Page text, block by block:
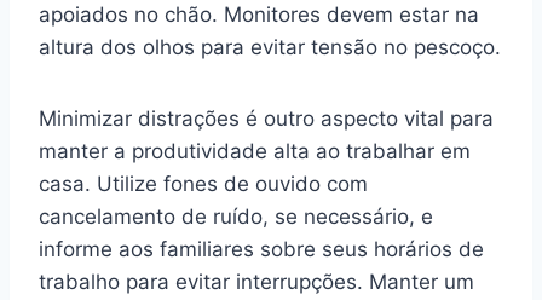
apoiados no chão. Monitores devem estar na
altura dos olhos para evitar tensão no pescoço.
Minimizar distrações é outro aspecto vital para
manter a produtividade alta ao trabalhar em
casa. Utilize fones de ouvido com
cancelamento de ruído, se necessário, e
informe aos familiares sobre seus horários de
trabalho para evitar interrupções. Manter um